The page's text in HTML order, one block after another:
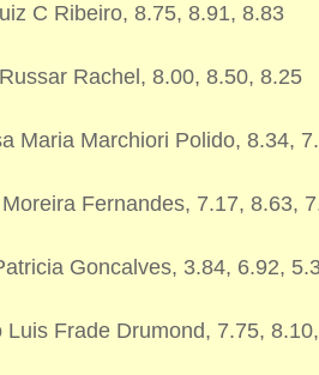
C Ribeiro, 8.75, 8.91, 8.83
Rachel, 8.00, 8.50, 8.25
Maria Marchiori Polido, 8.34,
Fernandes, 7.17, 8.63,
Goncalves, 3.84, 6.92,
Luis Frade Drumond, 7.75,